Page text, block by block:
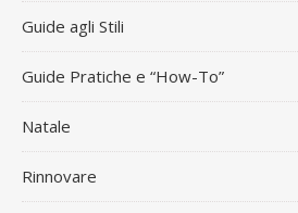
Guide agli Stili
Guide Pratiche e “How-To”
Natale
Rinnovare